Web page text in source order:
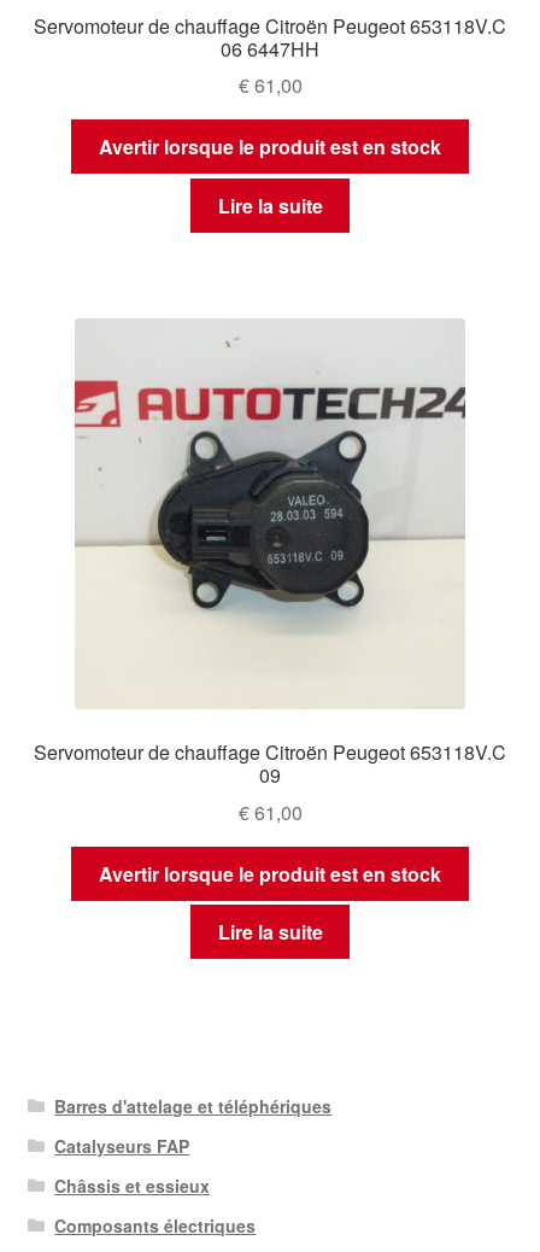
Servomoteur de chauffage Citroën Peugeot 653118V.C
06 6447HH
€61,00
Avertir lorsque le produit est en stock
Lire la suite
Servomoteur de chauffage Citroën Peugeot 653118V.C
09
€61,00
Avertir lorsque le produit est en stock
Lire la suite
Barres d'attelage et téléphériques
Catalyseurs FAP
Châssis et essieux
Composants électriques